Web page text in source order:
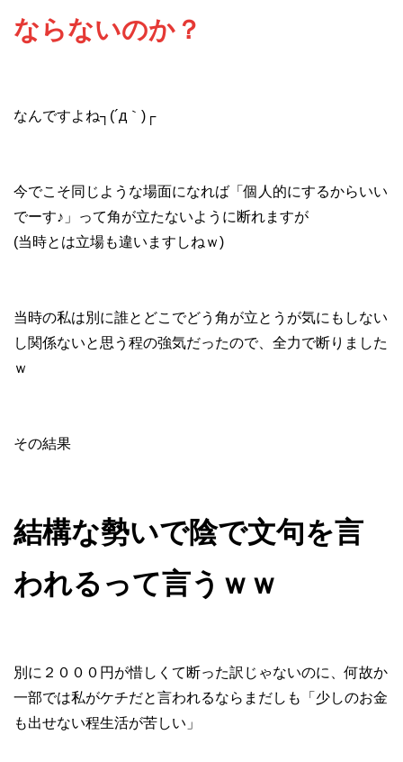
ならないのか？
なんですよね┐(´д｀)┌
今でこそ同じような場面になれば「個人的にするからいい
でーす♪」って角が立たないように断れますが
(当時とは立場も違いますしねｗ)
当時の私は別に誰とどこでどう角が立とうが気にもしない
し関係ないと思う程の強気だったので、全力で断りました
ｗ
その結果
結構な勢いで陰で文句を言
われるって言うｗｗ
別に２０００円が惜しくて断った訳じゃないのに、何故か
一部では私がケチだと言われるならまだしも「少しのお金
も出せない程生活が苦しい」